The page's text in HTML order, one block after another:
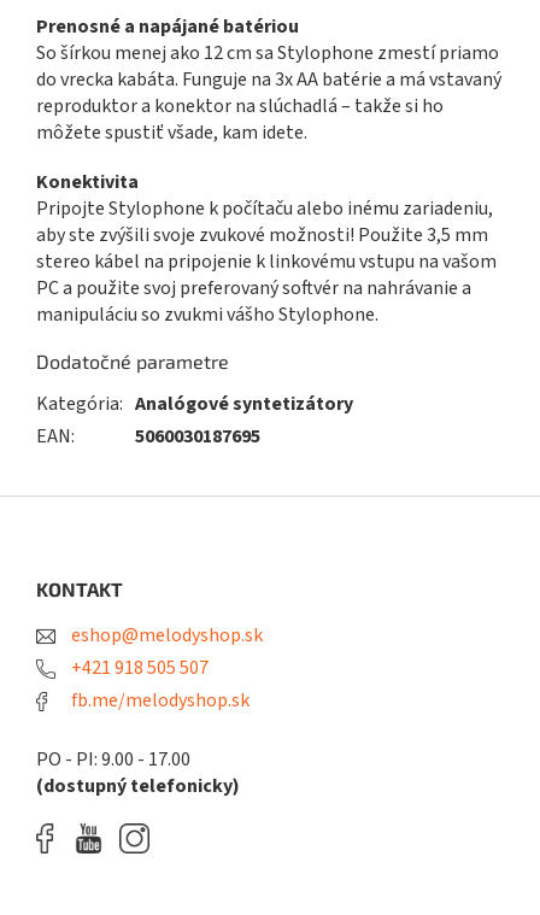
Prenosné a napájané batériou
So šírkou menej ako 12 cm sa Stylophone zmestí priamo
do vrecka kabáta. Funguje na 3x AA batérie a má vstavaný
reproduktor a konektor na slúchadlá – takže si ho
môžete spustiť všade, kam idete.
Konektivita
Pripojte Stylophone k počítaču alebo inému zariadeniu,
aby ste zvýšili svoje zvukové možnosti! Použite 3,5 mm
stereo kábel na pripojenie k linkovému vstupu na vašom
PC a použite svoj preferovaný softvér na nahrávanie a
manipuláciu so zvukmi vášho Stylophone.
Dodatočné parametre
Kategória: Analógové syntetizátory
EAN: 5060030187695
KONTAKT
eshop@melodyshop.sk
+421 918 505 507
fb.me/melodyshop.sk
PO - PI: 9.00 - 17.00
(dostupný telefonicky)